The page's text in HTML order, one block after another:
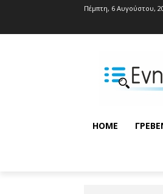
Πέμπτη, 6 Αυγούστου,
HOME